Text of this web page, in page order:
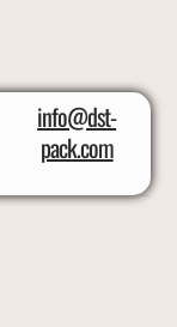
info@dst-
pack.com